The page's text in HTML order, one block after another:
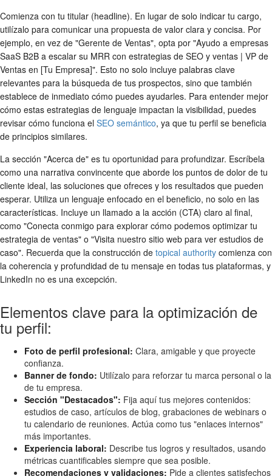
Comienza con tu titular (headline). En lugar de solo indicar tu cargo,
utilízalo para comunicar una propuesta de valor clara y concisa. Por
ejemplo, en vez de "Gerente de Ventas", opta por "Ayudo a empresas
SaaS B2B a escalar su MRR con estrategias de SEO y ventas | VP de
Ventas en [Tu Empresa]". Esto no solo incluye palabras clave
relevantes para la búsqueda de tus prospectos, sino que también
establece de inmediato cómo puedes ayudarles. Para entender mejor
cómo estas estrategias de lenguaje impactan la visibilidad, puedes
revisar cómo funciona el SEO semántico, ya que tu perfil se beneficia
de principios similares.
La sección "Acerca de" es tu oportunidad para profundizar. Escríbela
como una narrativa convincente que aborde los puntos de dolor de tu
cliente ideal, las soluciones que ofreces y los resultados que pueden
esperar. Utiliza un lenguaje enfocado en el beneficio, no solo en las
características. Incluye un llamado a la acción (CTA) claro al final,
como "Conecta conmigo para explorar cómo podemos optimizar tu
estrategia de ventas" o "Visita nuestro sitio web para ver estudios de
caso". Recuerda que la construcción de topical authority comienza con
la coherencia y profundidad de tu mensaje en todas tus plataformas, y
LinkedIn no es una excepción.
Elementos clave para la optimización de
tu perfil:
Foto de perfil profesional: Clara, amigable y que proyecte
confianza.
Banner de fondo: Utilízalo para reforzar tu marca personal o la
de tu empresa.
Sección "Destacados": Fija aquí tus mejores contenidos:
estudios de caso, artículos de blog, grabaciones de webinars o
tu calendario de reuniones. Actúa como tus "enlaces internos"
más importantes.
Experiencia laboral: Describe tus logros y resultados, usando
métricas cuantificables siempre que sea posible.
Recomendaciones y validaciones: Pide a clientes satisfechos